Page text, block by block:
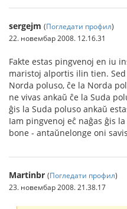
sergejm (Погледати профил)
22. новембар 2008. 12.16.31
Fakte estas pingvenoj en iu
maristoj alportis ilin tien.
Norda poluso, ĉe la Norda
ne vivas ankaŭ ĉe la Suda
ĝis la Suda poluso ankaŭ
Iam pingvenoj eĉ naĝas ĝis
bone - antaŭnelonge oni
Martinbr (Погледати профил)
23. новембар 2008. 21.38.17